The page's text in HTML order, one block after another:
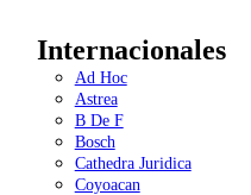
Internacionales
Ad Hoc
Astrea
B De F
Bosch
Cathedra Juridica
Coyoacan